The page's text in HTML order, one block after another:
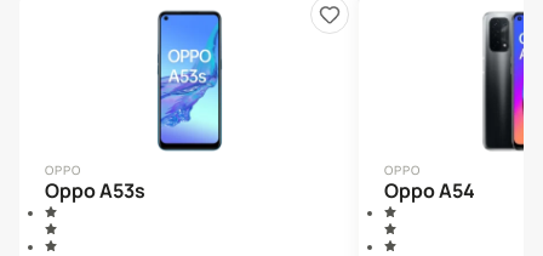
OPPO
Oppo A53s
OPPO
Oppo A54